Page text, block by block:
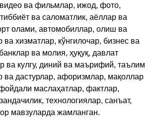
ва фильмлар, ижод, фото,
ва саломатлик, аёллар ва
олами, автомобиллар, олиш ва
ва хизматлар, кўнгилочар, бизнес ва
ва молия, ҳуқуқ, давлат
ва кулгу, диний ва маърифий, таълим
ва дастурлар, афоризмлар, мақоллар
маслаҳатлар, фактлар,
технологиялар, санъат,
мавзуларда жамланган.